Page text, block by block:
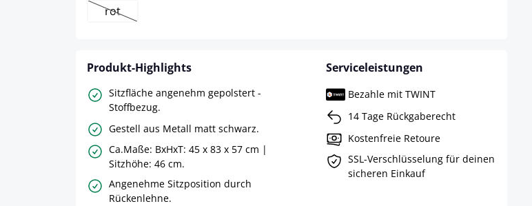
rot(Diese Option ist zurzeit nicht verfügbar.)
Produkt-Highlights
Sitzfläche angenehm gepolstert -
Stoffbezug.
Gestell aus Metall matt schwarz.
Ca.Maße: BxHxT: 45 x 83 x 57 cm |
Sitzhöhe: 46 cm.
Angenehme Sitzposition durch
Rückenlehne.
Serviceleistungen
Bezahle mit TWINT
14 Tage Rückgaberecht
Kostenfreie Retoure
SSL-Verschlüsselung für deinen
sicheren Einkauf